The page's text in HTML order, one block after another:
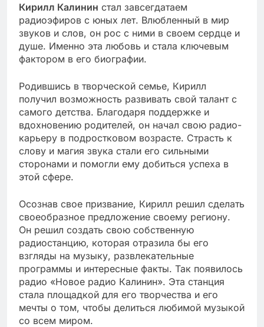
Кирилл Калинин стал завсегдатаем
радиоэфиров с юных лет. Влюбленный в мир
звуков и слов, он рос с ними в своем сердце и
душе. Именно эта любовь и стала ключевым
фактором в его биографии.
Родившись в творческой семье, Кирилл
получил возможность развивать свой талант с
самого детства. Благодаря поддержке и
вдохновению родителей, он начал свою радио-
карьеру в подростковом возрасте. Страсть к
слову и магия звука стали его сильными
сторонами и помогли ему добиться успеха в
этой сфере.
Осознав свое призвание, Кирилл решил сделать
своеобразное предложение своему региону.
Он решил создать свою собственную
радиостанцию, которая отразила бы его
взгляды на музыку, развлекательные
программы и интересные факты. Так появилось
радио «Новое радио Калинин». Эта станция
стала площадкой для его творчества и его
мечты о том, чтобы делиться любимой музыкой
со всем миром.